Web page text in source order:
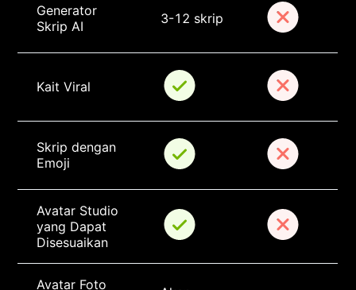
Generator
Skrip AI
3-12 skrip
Kait Viral
Skrip dengan
Emoji
Avatar Studio
yang Dapat
Disesuaikan
Avatar Foto